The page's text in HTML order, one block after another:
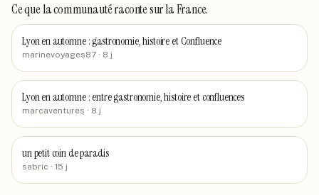
Ce que la communauté racontesur la France.
Lyon en automne : gastronomie, histoire et Confluence
marinevoyages87 · 8 j
Lyon en automne : entre gastronomie, histoire et confluences
marcaventures · 8 j
un petit coin de paradis
sabric · 15 j